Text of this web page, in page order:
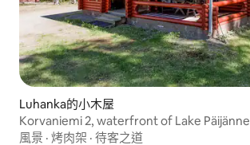
Luhanka的小木屋
Korvaniemi 2, waterfront of Lake Päijänne
風景 · 烤肉架 · 待客之道